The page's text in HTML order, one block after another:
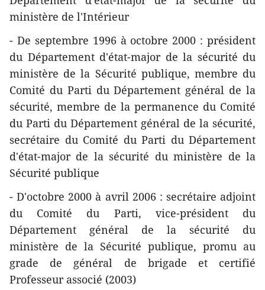
ministère de l'Intérieur
- De septembre 1996 à octobre 2000 : président
du Département d'état-major de la sécurité du
ministère de la Sécurité publique, membre du
Comité ​du Parti du Département général de la
sécurité, membre de la permanence du Comité
du Parti du Département général de la sécurité,
secrétaire du Comité du Parti du Département
d'état-major de la sécurité du ministère de la
Sécurité publique
- D'octobre 2000 à avril 2006 : secrétaire adjoint
du Comité du Parti, vice-président du
Département général de la sécurité du
ministère de la Sécurité publique, promu au
grade de général de brigade et certifié
Professeur associé (2003)